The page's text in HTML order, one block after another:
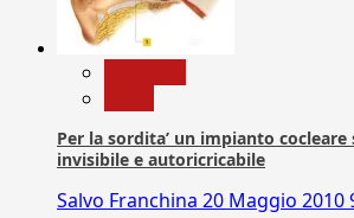
Per la sordita’ un impianto
invisibile e autoricricabile
Salvo Franchina 20 Maggio 2010